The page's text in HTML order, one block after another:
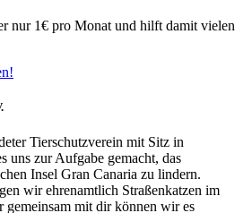
nur 1€ pro Monat und hilft damit vielen
Tierschutzverein mit Sitz in
uns zur Aufgabe gemacht, das
Insel Gran Canaria zu lindern.
wir ehrenamtlich Straßenkatzen im
gemeinsam mit dir können wir es